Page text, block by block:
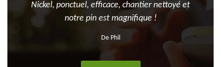
Nickel, ponctuel, efficace, chantier nettoyé et
notre pin est magnifique !
De Phil